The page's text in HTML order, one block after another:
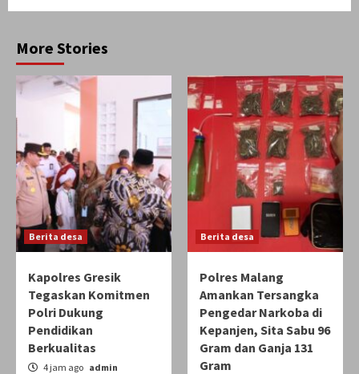
More Stories
Berita desa
Kapolres Gresik
Tegaskan Komitmen
Polri Dukung
Pendidikan
Berkualitas
4 jam ago admin
Berita desa
Polres Malang
Amankan Tersangka
Pengedar Narkoba di
Kepanjen, Sita Sabu 96
Gram dan Ganja 131
Gram